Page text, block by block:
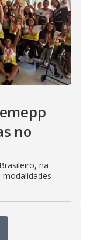
no
na
modalidades